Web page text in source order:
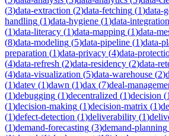
(3)data-extraction (2)data-fetching (1)data-
handling (1)data-hygiene (1)data-integration
(1)data-literacy (1)data-mapping (1)data-
(8)data-modeling (5)data-pipeline (1)data-
preparation (1)data-privacy (4)data-
(4)data-refresh (2)data-residency (2)data-
(4)data-visualization (5)data-warehouse (2)
(1)datev (1)dawn (1)dax (7)deal-
(1)debugging (1)decentralized (1)decision (1
(1)decision-making (1)decision-matrix (1)
(1)defect-detection (1)deliverability (1)
(1)demand-forecasting (3)demand-planning